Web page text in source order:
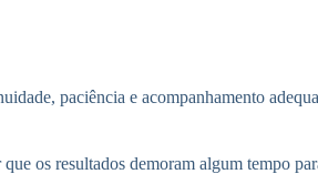
paciência e acompanhamento
os resultados demoram algum tempo